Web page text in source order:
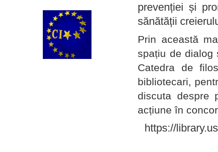
prevenției și
sănătății
Prin această
spațiu de dialog
Catedra de
bibliotecari,
discuta despre
acțiune în
https://